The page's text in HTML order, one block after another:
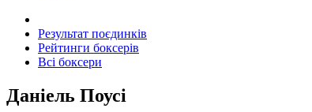
Результат поєдинків
Рейтинги боксерів
Всі боксери
Даніель Поусі